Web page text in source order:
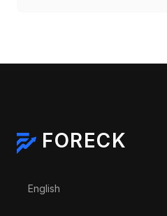
FORECK
Выберите язык
English